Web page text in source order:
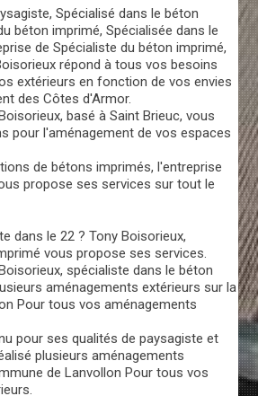
Spécialisé dans le béton
béton imprimé, Spécialisée dans le
de Spécialiste du béton imprimé,
répond à tous vos besoins
extérieurs en fonction de vos envies
des Côtes d'Armor.
basé à Saint Brieuc, vous
pour l'aménagement de vos espaces
de bétons imprimés, l'entreprise
propose ses services sur tout le
dans le 22 ? Tony Boisorieux,
vous propose ses services.
spécialiste dans le béton
aménagements extérieurs sur la
Pour tous vos aménagements
pour ses qualités de paysagiste et
plusieurs aménagements
de Lanvollon Pour tous vos